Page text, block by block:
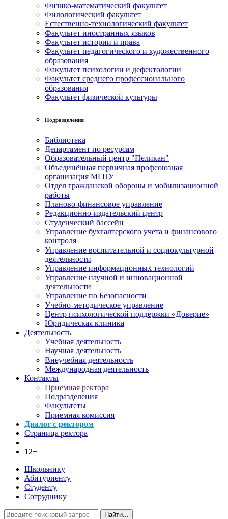
Физико-математический факультет
Филологический факультет
Естественно-технологический факультет
Факультет иностранных языков
Факультет истории и права
Факультет педагогического и художественного
образования
Факультет психологии и дефектологии
Факультет среднего профессионального
образования
Факультет физической культуры
Подразделения
Библиотека
Департамент по ресурсам
Образовательный центр "Пеликан"
Объединённая первичная профсоюзная
организация МГПУ
Отдел гражданской обороны и мобилизационной
работы
Планово-финансовое управление
Редакционно-издательский центр
Студенческий бассейн
Управление бухгалтерского учета и финансового
контроля
Управление воспитательной и социокультурной
деятельности
Управление информационных технологий
Управление научной и инновационной
деятельности
Управление по Безопасности
Учебно-методическое управление
Центр психологической поддержки «Доверие»
Юридическая клиника
Деятельность
Учебная деятельность
Научная деятельность
Внеучебная деятельность
Международная деятельность
Контакты
Приемная ректора
Подразделения
Факультеты
Приемная комиссия
Диалог с ректором
Страница ректора
12+
Школьнику
Абитуриенту
Студенту
Сотруднику
Найти...